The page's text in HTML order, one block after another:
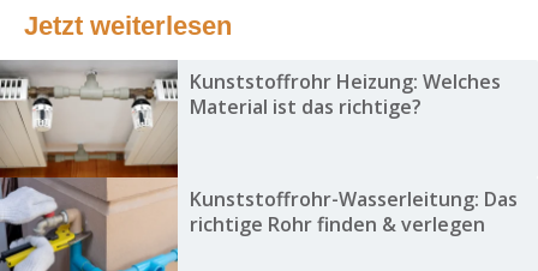
Jetzt weiterlesen
Kunststoffrohr Heizung: Welches
Material ist das richtige?
Kunststoffrohr-Wasserleitung: Das
richtige Rohr finden & verlegen